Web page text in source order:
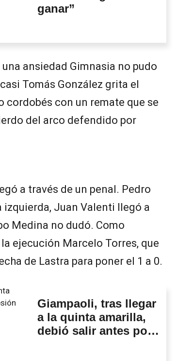
ganar”
ansiedad Gimnasia no pudo
Tomás González grita el
cordobés con un remate que se
del arco defendido por
a través de un penal. Pedro
izquierda, Juan Valenti llegó a
Medina no dudó. Como
ejecución Marcelo Torres, que
de Lastra para poner el 1 a 0.
Giampaoli, tras llegar
a la quinta amarilla,
debió salir antes por